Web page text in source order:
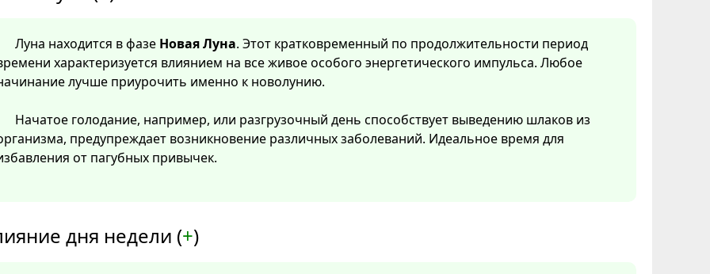
Луна находится в фазе Новая Луна. Этот кратковременный по продолжительности период
характеризуется влиянием на все живое особого энергетического импульса. Любое
лучше приурочить именно к новолунию.
Начатое голодание, например, или разгрузочный день способствует выведению шлаков из
предупреждает возникновение различных заболеваний. Идеальное время для
от пагубных привычек.
дня недели (+)